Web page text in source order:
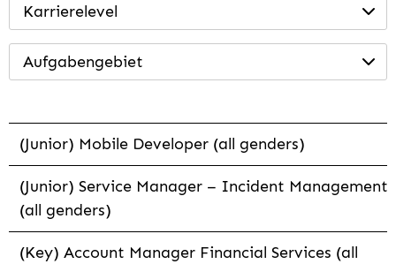
Karrierelevel
Aufgabengebiet
(Junior) Mobile Developer (all genders)
(Junior) Service Manager – Incident Management
(all genders)
(Key) Account Manager Financial Services (all